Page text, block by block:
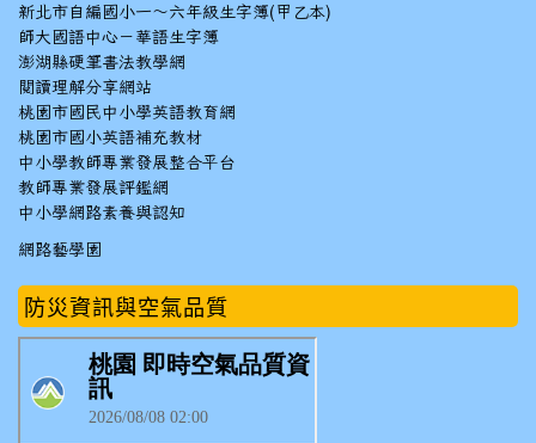
新北市自編國小一～六年級生字簿(甲乙本)
師大國語中心－華語生字簿
澎湖縣硬筆書法教學網
閱讀理解分享網站
桃園市國民中小學英語教育網
桃園市國小英語補充教材
中小學教師專業發展整合平台
教師專業發展評鑑網
中小學網路素養與認知
網路藝學園
防災資訊與空氣品質